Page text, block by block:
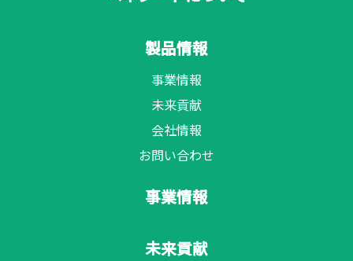
製品情報
事業情報
未来貢献
会社情報
お問い合わせ
事業情報
未来貢献